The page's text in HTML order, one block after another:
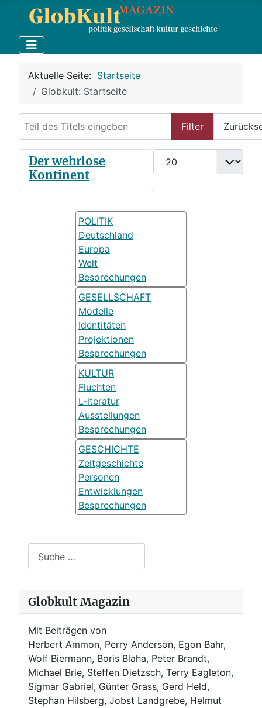
Aktuelle Seite: Startseite
Globkult: Startseite
Filter
Anzeige #
Der wehrlose
Kontinent
POLITIK
Deutschland
Europa
Welt
Besorechungen
GESELLSCHAFT
Modelle
Identitäten
Projektionen
Besprechungen
KULTUR
Fluchten
L-iteratur
Ausstellungen
Besprechungen
GESCHICHTE
Zeitgeschichte
Personen
Entwicklungen
Besprechungen
Globkult Magazin
Mit Beiträgen von
Herbert Ammon, Perry Anderson, Egon Bahr,
Wolf Biermann, Boris Blaha, Peter Brandt,
Michael Brie, Steffen Dietzsch, Terry Eagleton,
Sigmar Gabriel, Günter Grass, Gerd Held,
Stephan Hilsberg, Jobst Landgrebe, Helmut